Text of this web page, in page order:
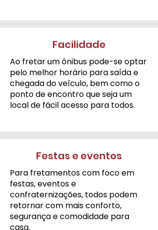
Facilidade
Ao fretar um ônibus pode-se optar
pelo melhor horário para saída e
chegada do veículo, bem como o
ponto de encontro que seja um
local de fácil acesso para todos.
Festas e eventos
Para fretamentos com foco em
festas, eventos e
confraternizações, todos podem
retornar com mais conforto,
segurança e comodidade para
casa.